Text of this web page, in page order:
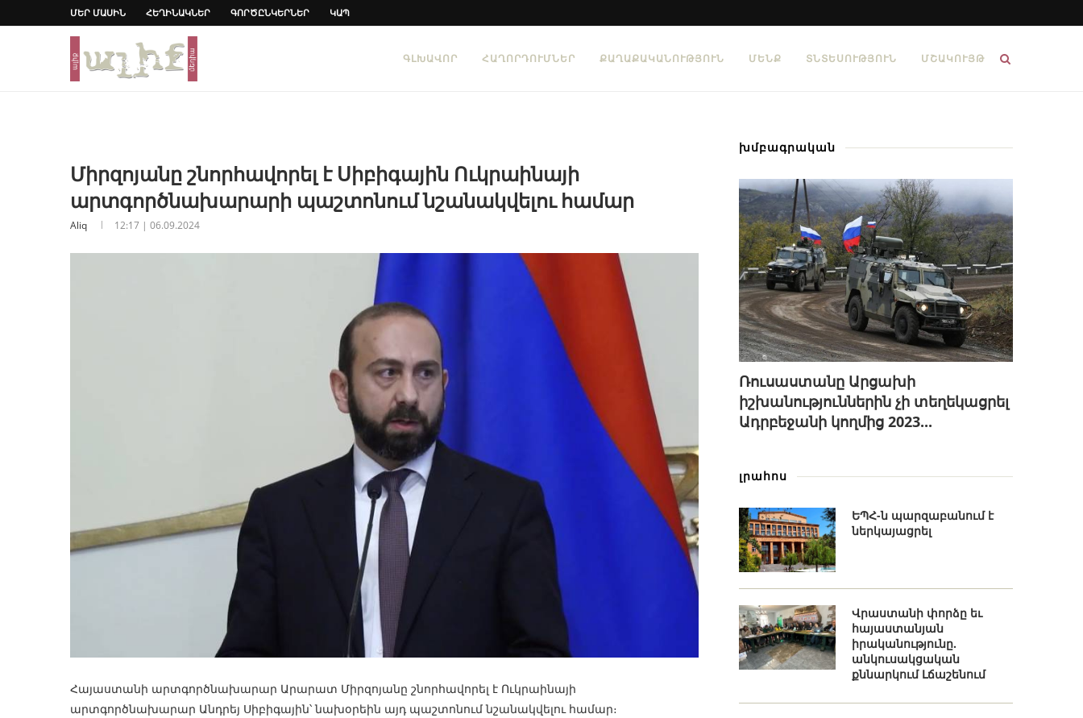
ՄԵՐ ՄԱՍԻՆ ՀԵՂԻՆԱԿՆԵՐ ԳՈՐԾԸՆԿԵՐՆԵՐ ԿԱՊ
ԳԼԽԱՎՈՐ ՀԱՂՈՐԴՈՒՄՆԵՐ ՔԱՂԱՔԱԿԱՆՈՒԹՅՈՒՆ ՄԵՆՔ ՏՆՏԵՍՈՒԹՅՈՒՆ ՄՇԱԿՈՒՅԹ
Միրզոյանը շնորհավորել է Սիբիգային Ուկրաինայի
արտգործնախարարի պաշտոնում նշանակվելու համար
Aliq 12:17 | 06.09.2024
Հայաստանի արտգործնախարար Արարատ Միրզոյանը շնորհավորել է Ուկրաինայի
արտգործնախարար Անդրեյ Սիբիգային՝ նախօրեին այդ պաշտոնում նշանակվելու համար։
խմբագրական
Ռուսաստանը Արցախի
իշխանություններին չի տեղեկացրել
Ադրբեջանի կողմից 2023...
լրահոս
ԵՊՀ-ն պարզաբանում է
ներկայացրել
Վրաստանի փորձը եւ
հայաստանյան
իրականությունը.
անկուսակցական
քննարկում Լճաշենում